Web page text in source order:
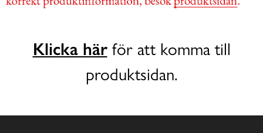
Klicka härför att komma till
produktsidan.